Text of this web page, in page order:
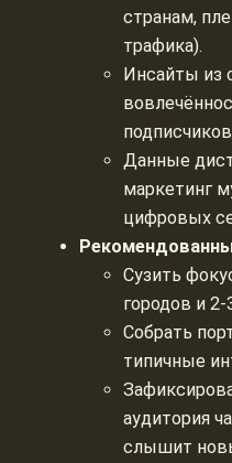
странам,
трафика).
Инсайты из
Данные
маркетинг
цифровых
Сузить
городов и
Собрать
типичные
аудитория
слышит